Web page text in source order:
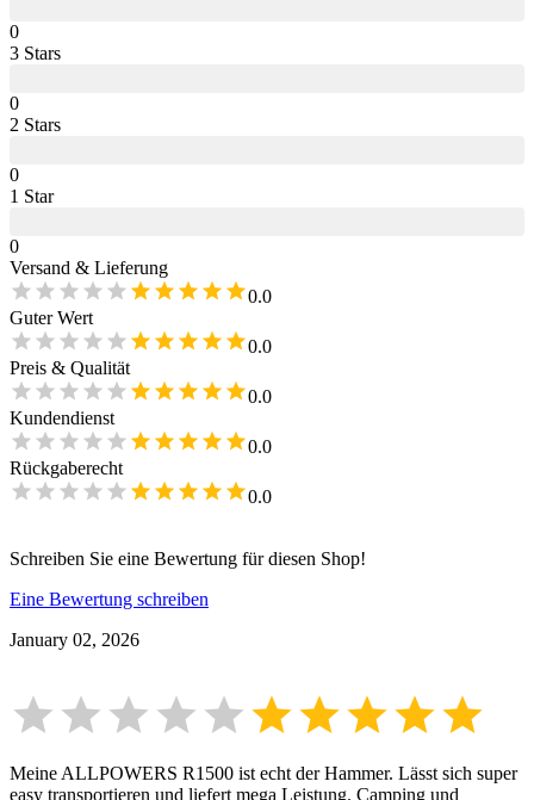
0
3 Stars
0
2 Stars
0
1 Star
0
Versand & Lieferung
0.0
Guter Wert
0.0
Preis & Qualität
0.0
Kundendienst
0.0
Rückgaberecht
0.0
Schreiben Sie eine Bewertung für diesen Shop!
Eine Bewertung schreiben
January 02, 2026
Meine ALLPOWERS R1500 ist echt der Hammer. Lässt sich super
easy transportieren und liefert mega Leistung. Camping und